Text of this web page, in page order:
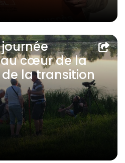
cœur de la
la transition